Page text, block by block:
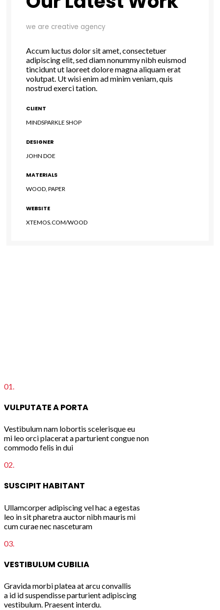
we are creative agency
Accum luctus dolor sit amet, consectetuer
adipiscing elit, sed diam nonummy nibh euismod
tincidunt ut laoreet dolore magna aliquam erat
volutpat. Ut wisi enim ad minim veniam, quis
nostrud exerci tation.
CLIENT
MINDSPARKLE SHOP
DESIGNER
JOHN DOE
MATERIALS
WOOD, PAPER
WEBSITE
XTEMOS.COM/WOOD
01.
VULPUTATE A PORTA
Vestibulum nam lobortis scelerisque eu
mi leo orci placerat a parturient congue non
commodo felis in dui
02.
SUSCIPIT HABITANT
Ullamcorper adipiscing vel hac a egestas
leo in sit pharetra auctor nibh mauris mi
cum curae nec nasceturam
03.
VESTIBULUM CUBILIA
Gravida morbi platea at arcu convallis
a id id suspendisse parturient adipiscing
vestibulum. Praesent interdu.